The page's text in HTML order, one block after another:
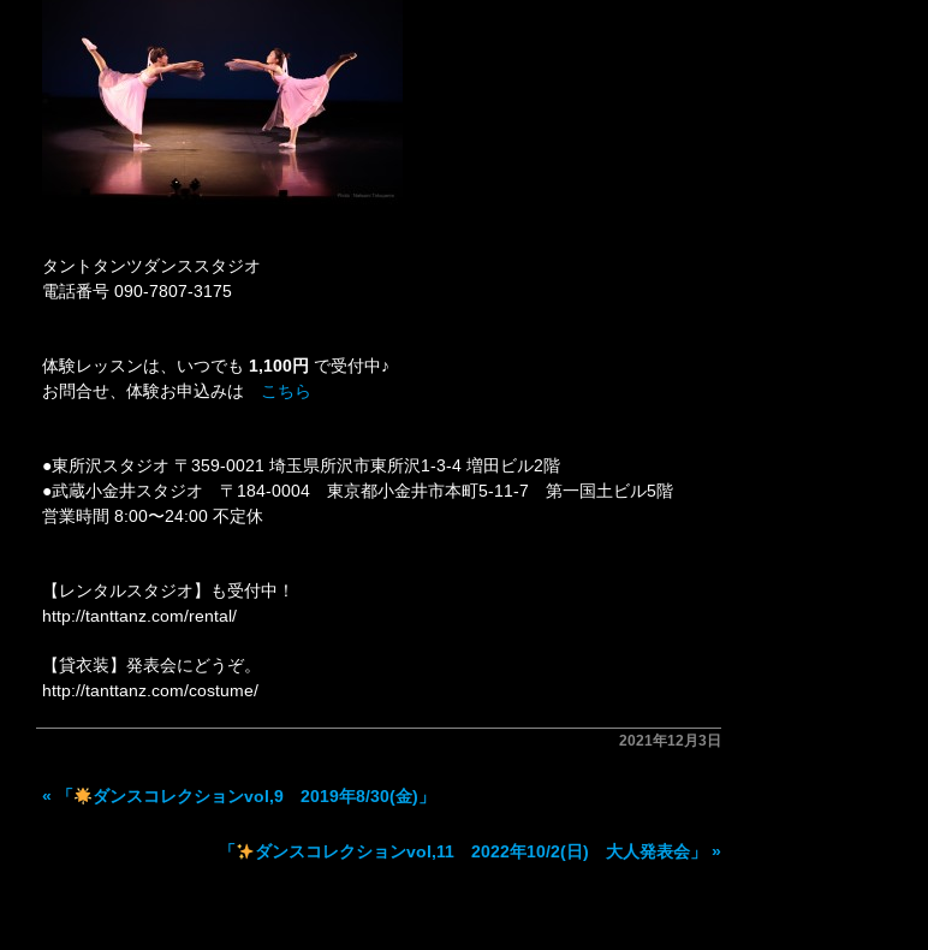
タントタンツダンススタジオ
電話番号 090-7807-3175
体験レッスンは、いつでも 1,100円 で受付中♪
お問合せ、体験お申込みは こちら
●東所沢スタジオ 〒359-0021 埼玉県所沢市東所沢1-3-4 増田ビル2階
●武蔵小金井スタジオ 〒184-0004 東京都小金井市本町5-11-7 第一国土ビル5階
営業時間 8:00〜24:00 不定休
【レンタルスタジオ】も受付中！
http://tanttanz.com/rental/
【貸衣装】発表会にどうぞ。
http://tanttanz.com/costume/
2021年12月3日
« 「 ダンスコレクションvol,9 2019年8/30(金)」
「 ダンスコレクションvol,11 2022年10/2(日) 大人発表会」 »